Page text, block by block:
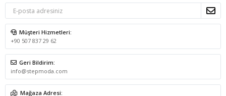
Müşteri Hizmetleri:
+90 507 837 29 62
Geri Bildirim:
info@stepmoda.com
Mağaza Adresi: